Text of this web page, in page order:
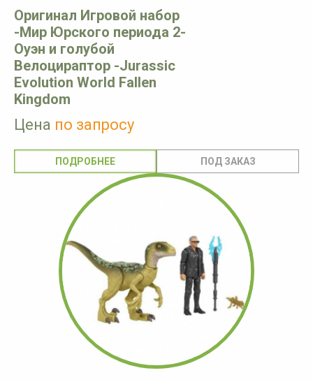
Оригинал Игровой набор
-Мир Юрского периода 2-
Оуэн и голубой
Велоцираптор -Jurassic
Evolution World Fallen
Kingdom
Цена по запросу
ПОДРОБНЕЕ